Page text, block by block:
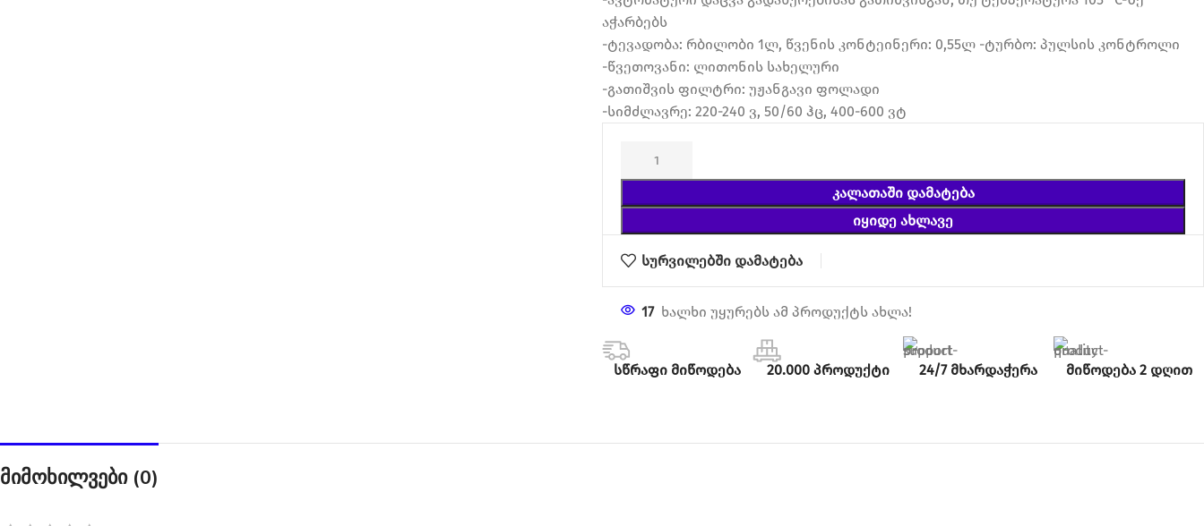
აჭარბებს
-ტევადობა: რბილობი 1ლ, წვენის კონტეინერი: 0,55ლ -ტურბო: პულსის კონტროლი
-წვეთოვანი: ლითონის სახელური
-გათიშვის ფილტრი: უჟანგავი ფოლადი
-სიმძლავრე: 220-240 ვ, 50/60 ჰც, 400-600 ვტ
ᲙᲐᲚᲐᲗᲐᲨᲘ ᲓᲐᲛᲐᲢᲔᲑᲐ
ᲘᲧᲘᲓᲔ ᲐᲮᲚᲐᲕᲔ
სურვილებში დამატება
17 ხალხი უყურებს ამ პროდუქტს ახლა!
სწრაფი მიწოდება 20.000 პროდუქტი 24/7 მხარდაჭერა მიწოდება 2 დღით
მიმოხილვები (0)